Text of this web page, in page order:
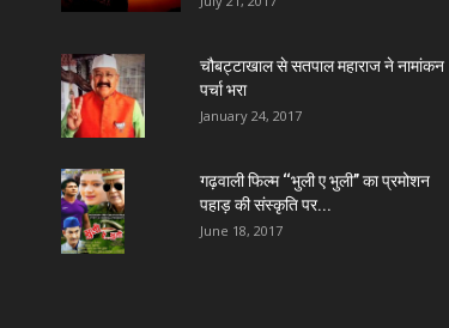
चौबट्टाखाल से सतपाल महाराज ने नामांकन
पर्चा भरा
January 24, 2017
गढ़वाली फिल्म ‘‘भुली ए भुली’’ का प्रमोशन
पहाड़ की संस्कृति पर...
June 18, 2017